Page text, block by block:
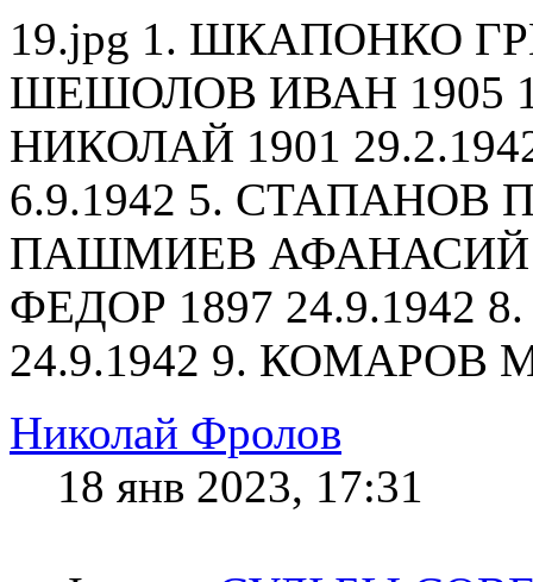
19.jpg 1. ШКАПОНКО
ШЕШОЛОВ ИВАН 1905
НИКОЛАЙ 1901
6.9.1942 5. СТАПАНОВ
ПАШМИЕВ АФАНАСИЙ
ФЕДОР 1897
24.9.1942 9. КОМАРОВ
Николай Фролов
18 янв 2023, 17:31